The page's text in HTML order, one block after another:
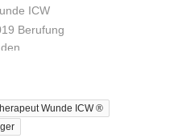
ICW
Berufung
Gründung
Wunde ICW ®